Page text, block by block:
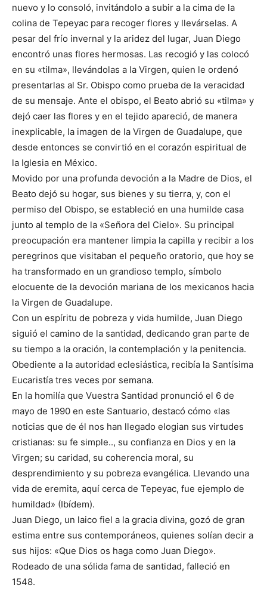
nuevo y lo consoló, invitándolo a subir a la cima de la
colina de Tepeyac para recoger flores y llevárselas. A
pesar del frío invernal y la aridez del lugar, Juan Diego
encontró unas flores hermosas. Las recogió y las colocó
en su «tilma», llevándolas a la Virgen, quien le ordenó
presentarlas al Sr. Obispo como prueba de la veracidad
de su mensaje. Ante el obispo, el Beato abrió su «tilma» y
dejó caer las flores y en el tejido apareció, de manera
inexplicable, la imagen de la Virgen de Guadalupe, que
desde entonces se convirtió en el corazón espiritual de
la Iglesia en México.
Movido por una profunda devoción a la Madre de Dios, el
Beato dejó su hogar, sus bienes y su tierra, y, con el
permiso del Obispo, se estableció en una humilde casa
junto al templo de la «Señora del Cielo». Su principal
preocupación era mantener limpia la capilla y recibir a los
peregrinos que visitaban el pequeño oratorio, que hoy se
ha transformado en un grandioso templo, símbolo
elocuente de la devoción mariana de los mexicanos hacia
la Virgen de Guadalupe.
Con un espíritu de pobreza y vida humilde, Juan Diego
siguió el camino de la santidad, dedicando gran parte de
su tiempo a la oración, la contemplación y la penitencia.
Obediente a la autoridad eclesiástica, recibía la Santísima
Eucaristía tres veces por semana.
En la homilía que Vuestra Santidad pronunció el 6 de
mayo de 1990 en este Santuario, destacó cómo «las
noticias que de él nos han llegado elogian sus virtudes
cristianas: su fe simple.., su confianza en Dios y en la
Virgen; su caridad, su coherencia moral, su
desprendimiento y su pobreza evangélica. Llevando una
vida de eremita, aquí cerca de Tepeyac, fue ejemplo de
humildad» (Ibídem).
Juan Diego, un laico fiel a la gracia divina, gozó de gran
estima entre sus contemporáneos, quienes solían decir a
sus hijos: «Que Dios os haga como Juan Diego».
Rodeado de una sólida fama de santidad, falleció en
1548.